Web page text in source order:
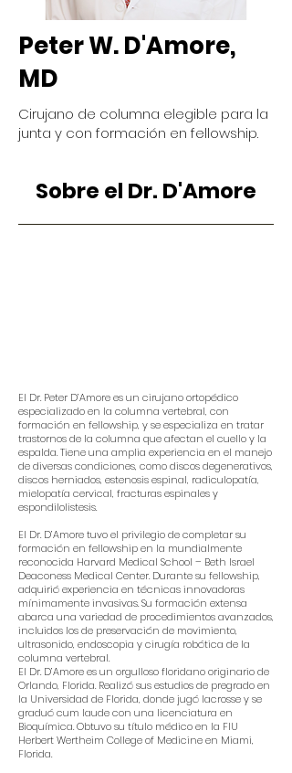
Peter W. D'Amore,
MD
Cirujano de columna elegible para la
junta y con formación en fellowship.
Sobre el Dr. D'Amore
El Dr. Peter D’Amore es un cirujano ortopédico
especializado en la columna vertebral, con
formación en fellowship, y se especializa en tratar
trastornos de la columna que afectan el cuello y la
espalda. Tiene una amplia experiencia en el manejo
de diversas condiciones, como discos degenerativos,
discos herniados, estenosis espinal, radiculopatía,
mielopatía cervical, fracturas espinales y
espondilolistesis.
El Dr. D’Amore tuvo el privilegio de completar su
formación en fellowship en la mundialmente
reconocida Harvard Medical School – Beth Israel
Deaconess Medical Center. Durante su fellowship,
adquirió experiencia en técnicas innovadoras
mínimamente invasivas. Su formación extensa
abarca una variedad de procedimientos avanzados,
incluidos los de preservación de movimiento,
ultrasonido, endoscopia y cirugía robótica de la
columna vertebral.
El Dr. D’Amore es un orgulloso floridano originario de
Orlando, Florida. Realizó sus estudios de pregrado en
la Universidad de Florida, donde jugó lacrosse y se
graduó cum laude con una licenciatura en
Bioquímica. Obtuvo su título médico en la FIU
Herbert Wertheim College of Medicine en Miami,
Florida.